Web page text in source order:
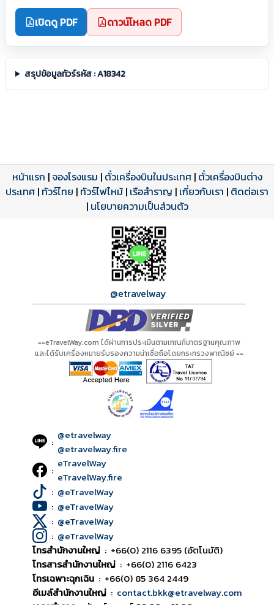
เปิดดู PDF ดาวน์โหลด PDF
สรุปข้อมูลทัวร์รหัส : A18342
โปรแกรมทัวร์
ดาวน์โหลด PDF
รีวิวลูกค้าจริง
รีวิวจาก eTravelWay
เปิดหน้าเต็ม
ใบอนุญาตนำเที่ยว
เลขที่ 11/11450
เปิดหน้าเต็ม
หน้าแรก |จองโรงแรม | ตั๋วเครื่องบินในประเทศ| ตั๋วเครื่องบินต่าง
ประเทศ | ทัวร์ไทย | ทัวร์ไฟไหม้ | เรือสำราญ | เกี่ยวกับเรา | ติดต่อเรา
| นโยบายความเป็นส่วนตัว
@etravelway
==eTravelWay.com ได้ผ่านการประเมินตามเกณฑ์มาตรฐานคุณภาพ
และได้รับเครื่องหมายรับรองความน่าเชื่อถือโดยกระทรวงพาณิชย์ ==
: @etravelway
@etravelway.fire
: eTravelWay
eTravelWay.fire
: @eTravelWay
: @eTravelWay
: @eTravelWay
: @eTravelWay
โทรสำนักงานใหญ่ : +66(0) 2116 6395 (อัตโนมัติ)
โทรสารสำนักงานใหญ่ : +66(0) 2116 6423
โทรเฉพาะฉุกเฉิน : +66(0) 85 364 2449
อีเมล์สำนักงานใหญ่ : contact.bkk@etravelway.com